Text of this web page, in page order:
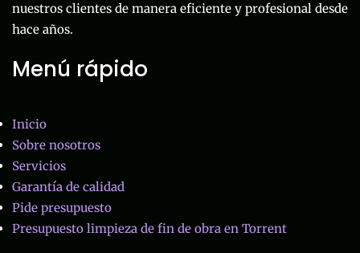
nuestros clientes de manera eficiente y profesional desde
hace años.
Menú rápido
Inicio
Sobre nosotros
Servicios
Garantía de calidad
Pide presupuesto
Presupuesto limpieza de fin de obra en Torrent